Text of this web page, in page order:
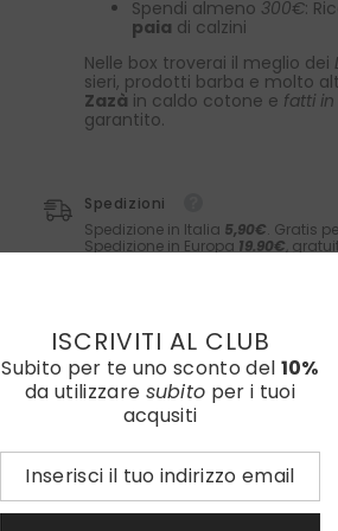
Spendi almeno 300€:
paia di calzini
Nelle box troverai il meglio dei
sieri, prodotti barba e molto
Zazà in caldo cotone e fatti
garantito.
Spedizioni
Spedizione in Italia 5,90€. Gratis
Spedizione in Europa 19.90€,
ISCRIVITI AL CLUB
Subito per te uno sconto del 10%
da utilizzare subito per i tuoi
acqusiti